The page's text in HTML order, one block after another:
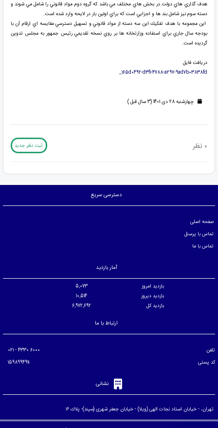
هدف گذاري هاي دولت در بخش هاي مختلف مي باشد كه گروه دوم مواد قانوني را شامل مي شوند و
دسته سوم نيز شامل بند ها و اجزايي است كه براي اولين بار در لايحه وارد شده است.
اين مجموعه با هدف تفكيك اين سه دسته از مواد قانوني و تسهيل دسترسي مقايسه اي ارقام آن با
بودجه سال جاري براي استفاده وزارتخانه ها بر روي نسخه تقديمي رئيس جمهور به مجلس تدوين
گرديده است.
دریافت فایل
165d0492-d3f1-4788-a297-9ad7b03838fd_
چهارشنبه 28 دی 1401 (3 سال قبل )
0 نظر ثبت نظر جدید
دسترسی سریع
صفحه اصلی
تماس با پرسنل
تماس با ما
آمار بازدید
بازدید امروز
5,073
بازدید دیروز
10,514
بازدید کل
6,972,692
ارتباط با ما
تلفن
کد پستی
نشانی
تهران، - خيابان استاد نجات الهی (ويلا) - خيابان جعفر شهری (سپند)- پلاك ۱۶